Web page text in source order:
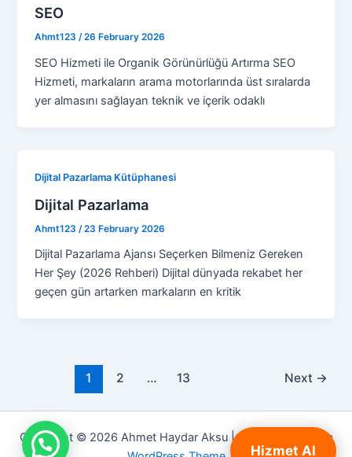
SEO
Ahmt123/26 February 2026
SEO Hizmeti ile Organik Görünürlüğü Artırma SEO
Hizmeti, markaların arama motorlarında üst sıralarda
yer almasını sağlayan teknik ve içerik odaklı
Dijital Pazarlama Kütüphanesi
Dijital Pazarlama
Ahmt123 /23 February 2026
Dijital Pazarlama Ajansı Seçerken Bilmeniz Gereken
Her Şey (2026 Rehberi) Dijital dünyada rekabet her
geçen gün artarken markaların en kritik
1 2 … 13 Next →
Copyright © 2026 Ahmet Haydar Aksu | Powered by
Astra
Hizmet Al